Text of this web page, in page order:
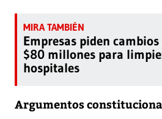
Empresas piden
$80 millones para
hospitales
Argumentos